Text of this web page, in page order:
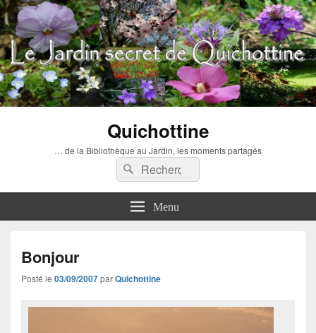
Quichottine
… de la Bibliothèque au Jardin, les moments partagés
Recherche :
Rechercher
Menu
Bonjour
Posté le 03/09/2007parQuichottine